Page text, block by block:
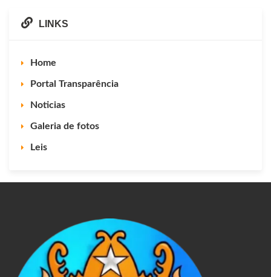
LINKS
Home
Portal Transparência
Noticias
Galeria de fotos
Leis